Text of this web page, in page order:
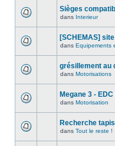
Sièges
dans Interieur
[SCHEMAS]
dans Equipements
grésillement au
dans Motorisations
Megane 3 -
dans Motorisation
Recherche
dans Tout le reste !